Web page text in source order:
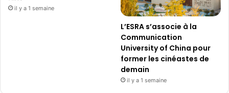
il y a 1 semaine
L’ESRA s’associe à la
Communication
University of China pour
former les cinéastes de
demain
il y a 1 semaine